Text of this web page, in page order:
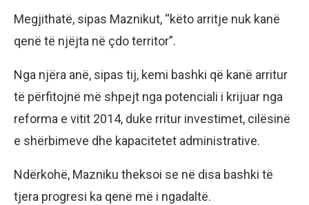
Megjithatë, sipas Maznikut, “këto arritje nuk kanë
qenë të njëjta në çdo territor”.
Nga njëra anë, sipas tij, kemi bashki që kanë arritur
të përfitojnë më shpejt nga potenciali i krijuar nga
reforma e vitit 2014, duke rritur investimet, cilësinë
e shërbimeve dhe kapacitetet administrative.
Ndërkohë, Mazniku theksoi se në disa bashki të
tjera progresi ka qenë më i ngadaltë.